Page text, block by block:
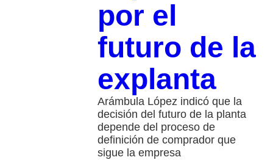
por el
futuro de la
explanta
Arámbula López indicó que la
decisión del futuro de la planta
depende del proceso de
definición de comprador que
sigue la empresa